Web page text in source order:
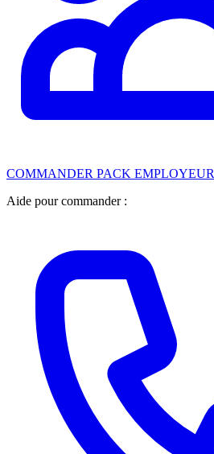
COMMANDER PACK EMPLOYEUR
Aide pour commander :